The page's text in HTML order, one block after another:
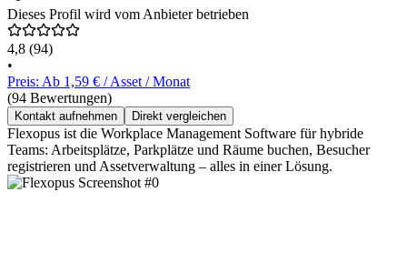
Dieses Profil wird vom Anbieter betrieben
4,8 (94)
•
Preis: Ab 1,59 € / Asset / Monat
(94 Bewertungen)
Kontakt aufnehmen Direkt vergleichen
Flexopus ist die Workplace Management Software für hybride
Teams: Arbeitsplätze, Parkplätze und Räume buchen, Besucher
registrieren und Assetverwaltung – alles in einer Lösung.